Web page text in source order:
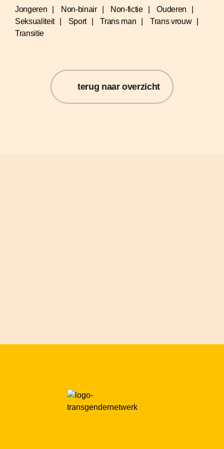
Jongeren Non-binair Non-fictie
Ouderen
Seksualiteit
Sport Trans man
Trans vrouw
Transitie
terug naar overzicht